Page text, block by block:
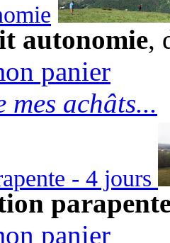
autonomie,
panier
mes achâts...
- 4 jours
panier